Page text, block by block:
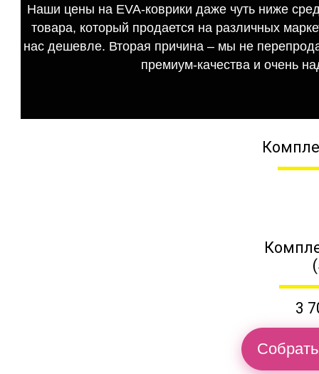
Наши цены на EVA-коврики даже чуть ниже
товара, который продается на различных
нас дешевле. Вторая причина – мы не
премиум-качества и очень
3